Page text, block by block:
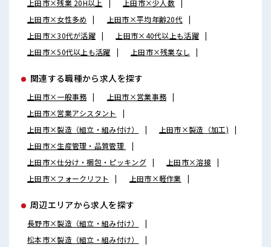
上田市×残業 20H以上
上田市×少人数
上田市×女性多め
上田市×平均年齢20代
上田市×30代が活躍
上田市×40代以上も活躍
上田市×50代以上も活躍
上田市×残業なし
関連する職種から求人を探す
上田市×一般事務
上田市×営業事務
上田市×営業アシスタント
上田市×製造（組立・組み付け）
上田市×製造（加工)
上田市×生産管理・品質管理
上田市×仕分け・梱包・ピッキング
上田市×溶接
上田市×フォークリフト
上田市×軽作業
周辺エリアから求人を探す
長野市×製造（組立・組み付け）
松本市×製造（組立・組み付け）